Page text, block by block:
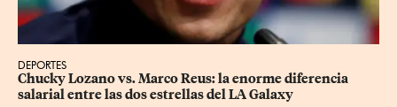
DEPORTES
Chucky Lozano vs. Marco Reus: la enorme diferencia
salarial entre las dos estrellas del LA Galaxy